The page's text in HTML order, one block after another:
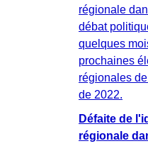
Défaite de
régionale